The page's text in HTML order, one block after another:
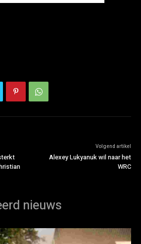
Volgend artikel
Alexey Lukyanuk wil naar het
WRC
nieuws